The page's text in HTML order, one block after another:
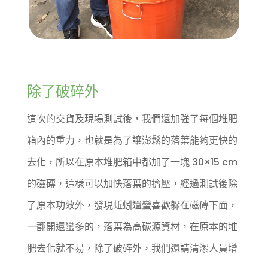
除了破碎外
這次的交貨及現場測試後，我們還加強了每個堆肥
箱內的重力，也就是為了讓澎鬆的落葉能夠更快的
去化，所以在原本堆肥箱中都加了一塊 30×15 cm
的磁磚，這樣可以加快落葉的擠壓，經過測試後除
了原本功效外，發現蚯蚓還蠻喜歡躲在磁磚下面，
一翻開還蠻多的，落葉為高碳源資材，在原本的堆
肥去化就不易，除了破碎外，我們還請清潔人員增